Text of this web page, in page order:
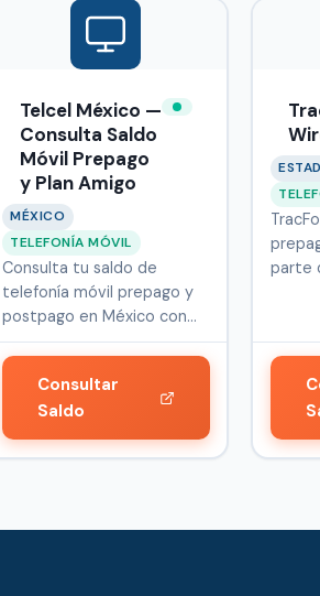
Telcel México —
Consulta Saldo
Móvil Prepago
y Plan Amigo
MÉXICO
TELEFONÍA MÓVIL
Consulta tu saldo de
telefonía móvil prepago y
postpago en México con
Telcel.
Consultar
Saldo
parte